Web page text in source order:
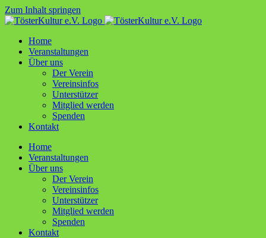
Zum Inhalt springen
Home
Ver­an­stal­tun­gen
Über uns
Der Ver­ein
Ver­ein­sin­fos
Unter­stüt­zer
Mit­glied werden
Spen­den
Kon­takt
Home
Ver­an­stal­tun­gen
Über uns
Der Ver­ein
Ver­ein­sin­fos
Unter­stüt­zer
Mit­glied werden
Spen­den
Kon­takt